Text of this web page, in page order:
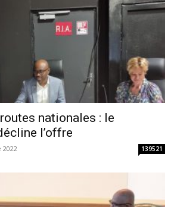
nationales : le
l’offre
2022 139521